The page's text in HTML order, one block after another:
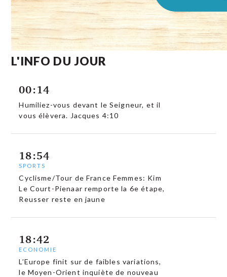
L'INFO DU JOUR
00:14
Humiliez-vous devant le Seigneur, et il
vous élèvera. Jacques 4:10
18:54
SPORTS
Cyclisme/Tour de France Femmes: Kim
Le Court-Pienaar remporte la 6e étape,
Reusser reste en jaune
18:42
ECONOMIE
L’Europe finit sur de faibles variations,
le Moyen-Orient inquiète de nouveau